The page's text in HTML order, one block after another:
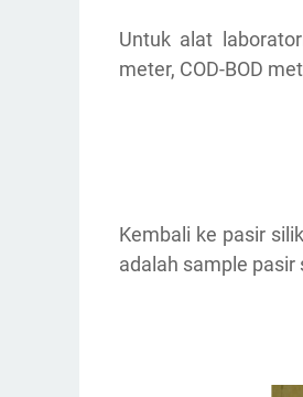
Untuk alat
meter, COD-BOD
Kembali ke pasir
adalah sample pasir